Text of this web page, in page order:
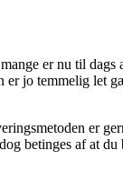
er nu til dags
er jo temmelig let
er
betinges af at